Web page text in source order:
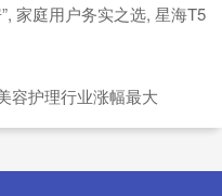
家庭用户务实之选, 星海T5
容护理行业涨幅最大